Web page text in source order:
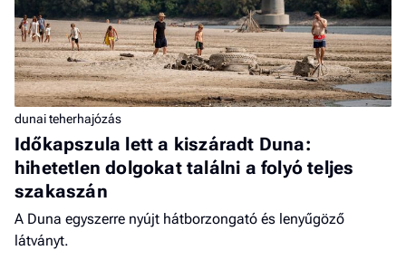
dunai teherhajózás
Időkapszula lett a kiszáradt Duna:
hihetetlen dolgokat találni a folyó teljes
szakaszán
A Duna egyszerre nyújt hátborzongató és lenyűgöző
látványt.